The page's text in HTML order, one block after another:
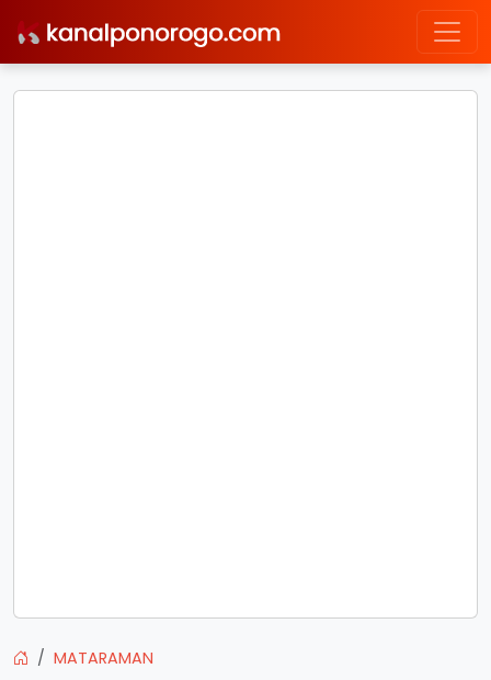
MATARAMAN